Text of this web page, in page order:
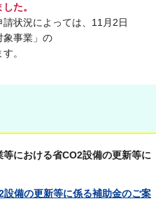
た。
状況によっては、11月2日
象事業」の
。
における省CO2設備の更新等に
備の更新等に係る補助金のご案